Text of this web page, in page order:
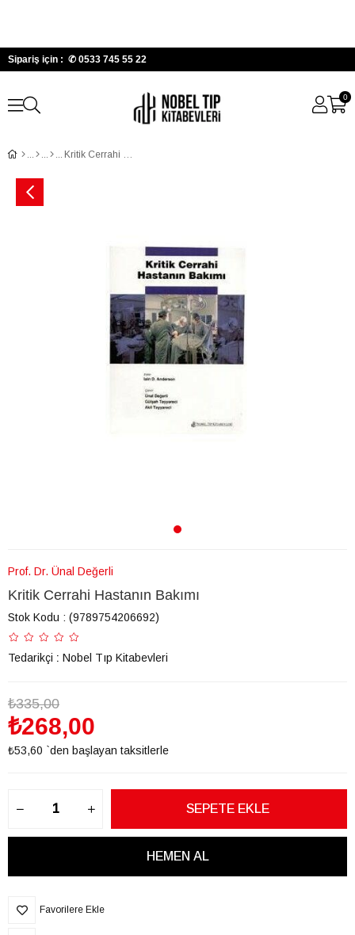
Sipariş için : ✆ 0533 745 55 22
0
Kritik Cerrahi Hastanın Bakımı
Prof. Dr. Ünal Değerli
Kritik Cerrahi Hastanın Bakımı
Stok Kodu (9789754206692)
Tedarikçi : Nobel Tıp Kitabevleri
₺335,00
₺268,00
₺53,60 `den başlayan taksitlerle
Favorilere Ekle